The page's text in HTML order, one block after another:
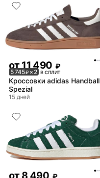
от 11 490 ₽
5 745₽× 2 в сплит
Кроссовки adidas Handball
Spezial
15 дней